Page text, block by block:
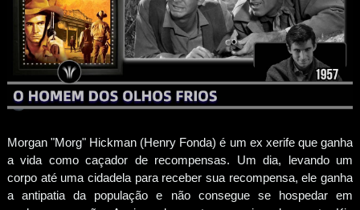
Morgan "Morg" Hickman (Henry Fonda) é um ex xerife que ganha
a vida como caçador de recompensas. Um dia, levando um
corpo até uma cidadela para receber sua recompensa, ele ganha
a antipatia da população e não consegue se hospedar em